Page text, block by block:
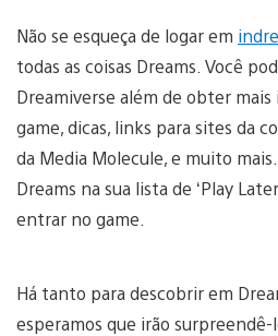
Não se esqueça de logar em
todas as coisas Dreams. Você
Dreamiverse além de obter
game, dicas, links para sites da
da Media Molecule, e muito
Dreams na sua lista de ‘Play
entrar no game.
Há tanto para descobrir em
esperamos que irão surpreendê-